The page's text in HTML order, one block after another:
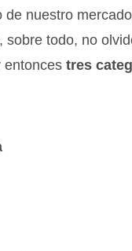
de nuestro
sobre todo, no
entoncestres